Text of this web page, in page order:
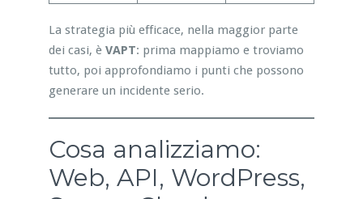
La strategia più efficace, nella maggior parte
dei casi, è VAPT: prima mappiamo e troviamo
tutto, poi approfondiamo i punti che possono
generare un incidente serio.
Cosa analizziamo:
Web, API, WordPress,